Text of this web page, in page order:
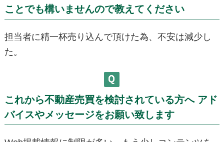
ことでも構いませんので教えてください
担当者に精一杯売り込んで頂けた為、不安は減少し
た。
これから不動産売買を検討されている方へ アド
バイスやメッセージをお願い致します